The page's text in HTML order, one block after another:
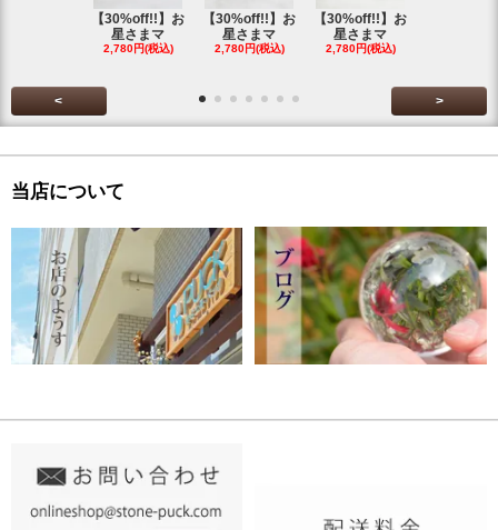
【30%off!!】お
星さまマ
2,780円(税込)
【30%off!!】お
星さまマ
2,780円(税込)
【30%off!!】お
星さまマ
2,780円(税込)
< >
当店について